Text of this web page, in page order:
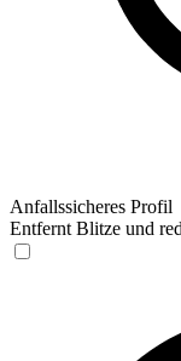
Anfallssicheres Profil
Entfernt Blitze und